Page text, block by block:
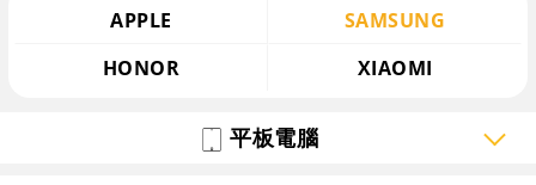
APPLE
SAMSUNG
HONOR
XIAOMI
平板電腦